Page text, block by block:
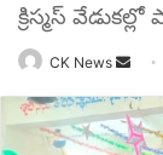
క్రిస్మస్
CK News
Send